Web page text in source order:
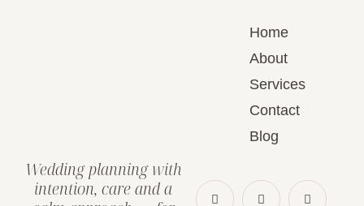
Home
About
Services
Contact
Blog
Wedding planning with
intention, care and a